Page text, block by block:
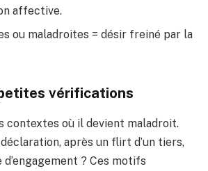
affective.
ou maladroites = désir freiné par la
vérifications
contextes où il devient maladroit.
après un flirt d’un tiers,
d’engagement ? Ces motifs